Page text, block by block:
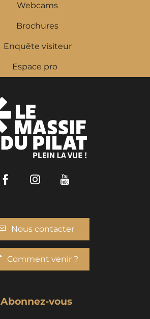
Webcams
Brochures
Enquête visiteur
Espace pro
FacebookInstagram
Nous contacter
Comment venir ?
Abonnez-vous